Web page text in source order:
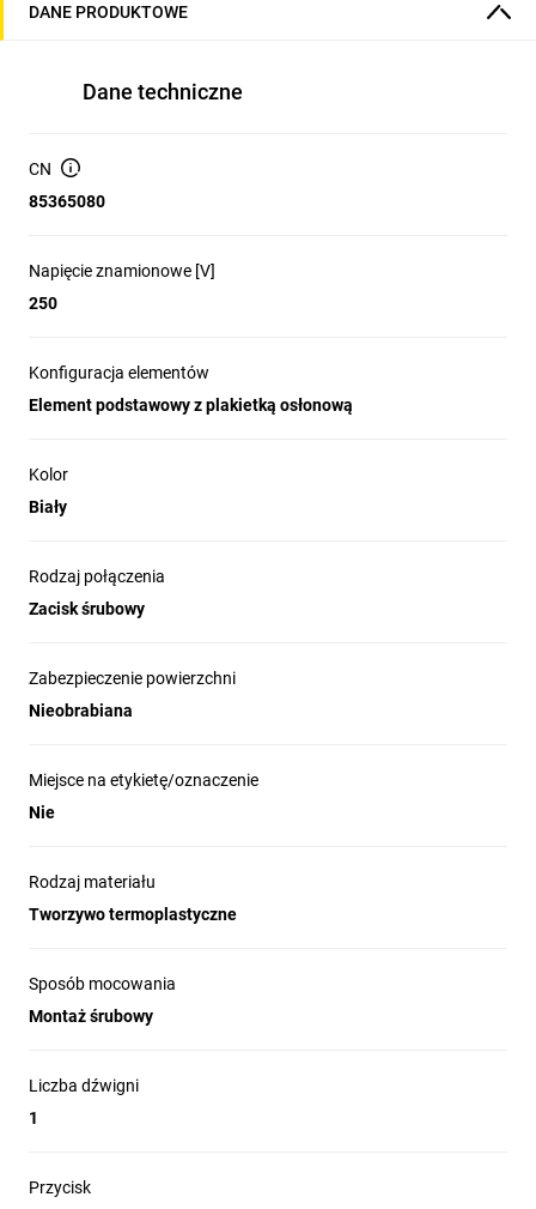
DANE PRODUKTOWE
Dane techniczne
CN
85365080
Napięcie znamionowe [V]
250
Konfiguracja elementów
Element podstawowy z plakietką osłonową
Kolor
Biały
Rodzaj połączenia
Zacisk śrubowy
Zabezpieczenie powierzchni
Nieobrabiana
Miejsce na etykietę/oznaczenie
Nie
Rodzaj materiału
Tworzywo termoplastyczne
Sposób mocowania
Montaż śrubowy
Liczba dźwigni
1
Przycisk